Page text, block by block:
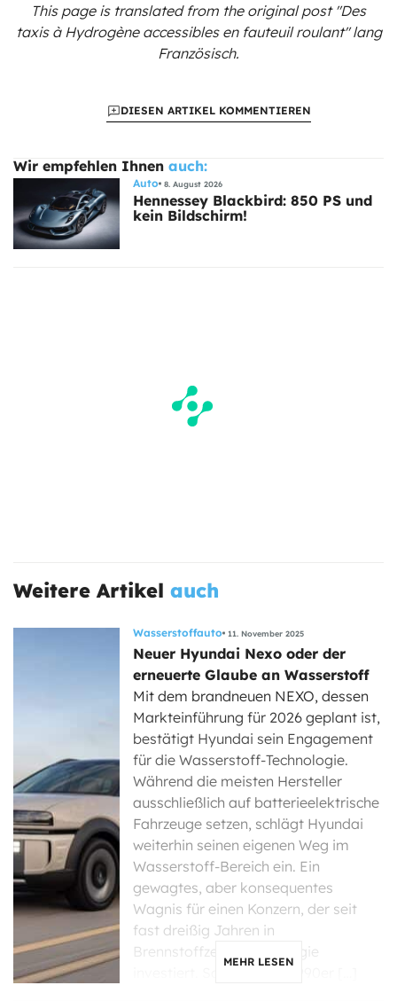
This page is translated from the originalpost "Des
taxis à Hydrogène accessibles en fauteuil roulant"lang
Französisch.
DIESEN ARTIKEL KOMMENTIEREN
Wir empfehlen Ihnen auch:
Auto 8. August 2026
Hennessey Blackbird: 850 PS und
kein Bildschirm!
Weitere Artikel auch
Wasserstoffauto 11. November 2025
Neuer Hyundai Nexo oder der
erneuerte Glaube an Wasserstoff
Mit dem brandneuen NEXO, dessen
Markteinführung für 2026 geplant ist,
bestätigt Hyundai sein Engagement
für die Wasserstoff-Technologie.
Während die meisten Hersteller
ausschließlich auf batterieelektrische
Fahrzeuge setzen, schlägt Hyundai
weiterhin seinen eigenen Weg im
Wasserstoff-Bereich ein. Ein
gewagtes, aber konsequentes
Wagnis für einen Konzern, der seit
fast dreißig Jahren in
Brennstoffzellentechnologie
MEHR LESEN